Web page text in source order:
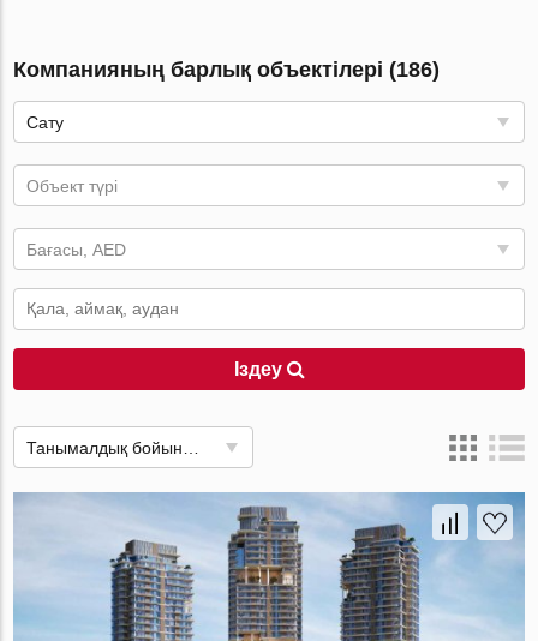
Компанияның барлық объектілері (186)
Сату
Объект түрі
Бағасы, AED
Іздеу